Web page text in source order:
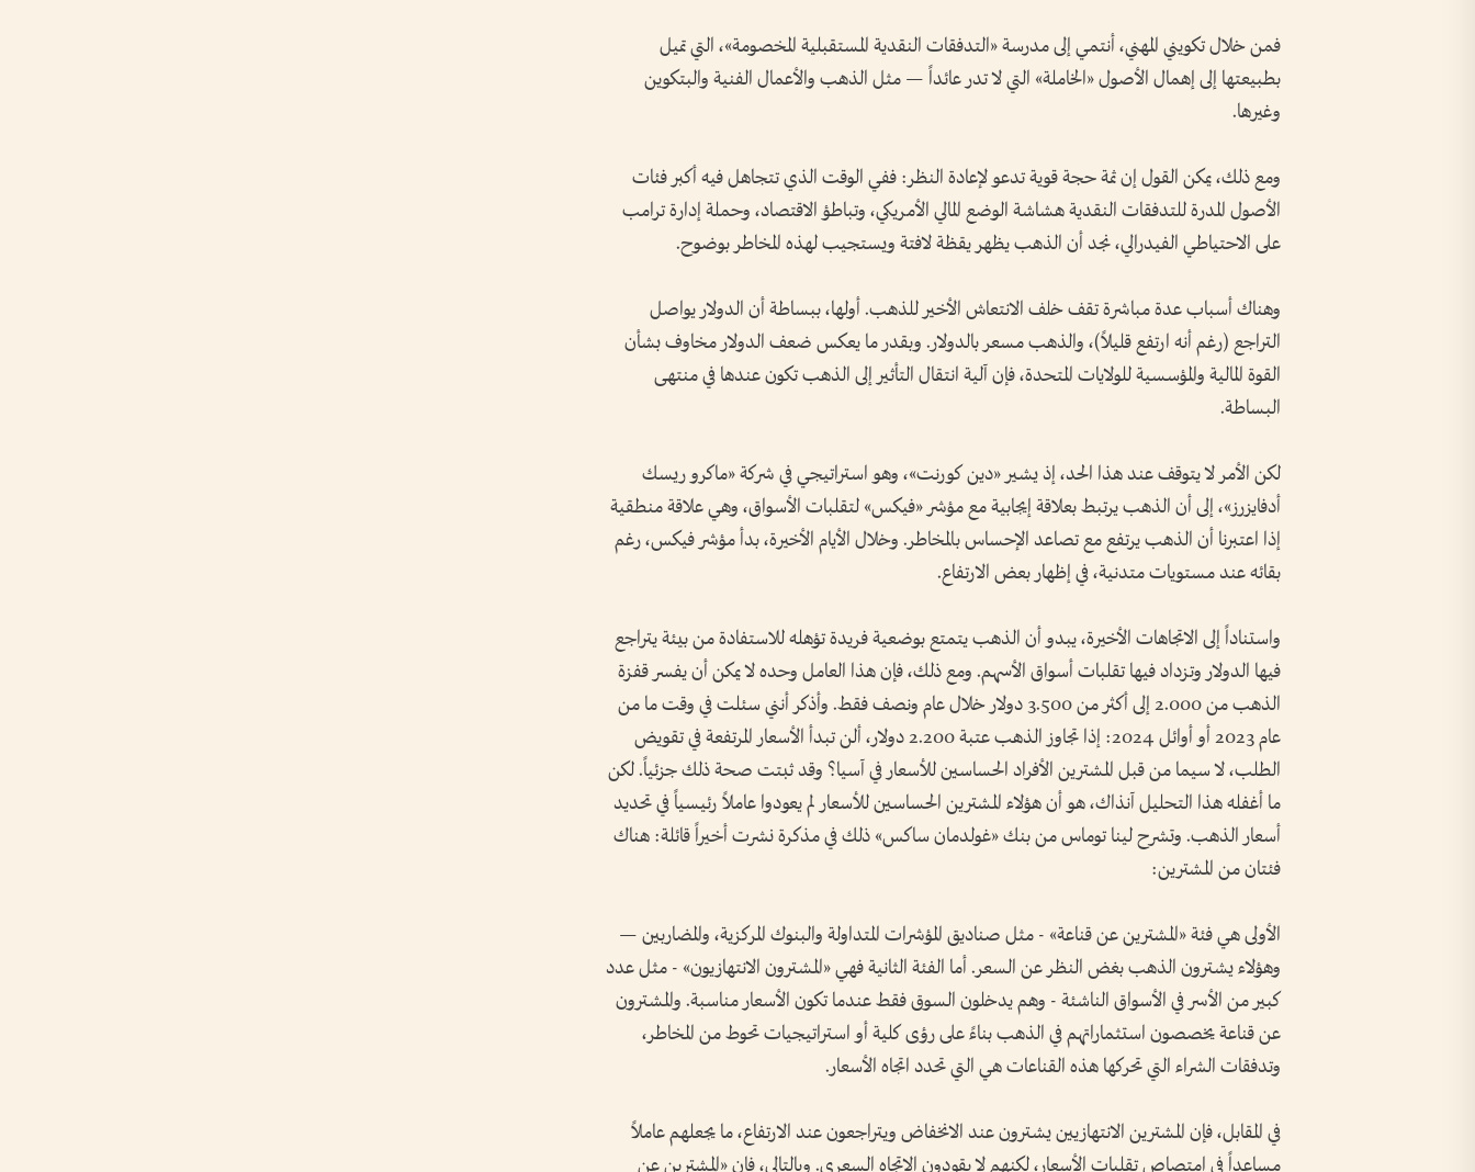
فمن خلال تكويني المهني، أنتمي إلى مدرسة «التدفقات النقدية المستقبلية المخصومة»، التي تميل
بطبيعتها إلى إهمال الأصول «الخاملة» التي لا تدر عائداً — مثل الذهب والأعمال الفنية والبتكوين
وغيرها.
ومع ذلك، يمكن القول إن ثمة حجة قوية تدعو لإعادة النظر: ففي الوقت الذي تتجاهل فيه أكبر فئات
الأصول المدرة للتدفقات النقدية هشاشة الوضع المالي الأمريكي، وتباطؤ الاقتصاد، وحملة إدارة ترامب
على الاحتياطي الفيدرالي، نجد أن الذهب يظهر يقظة لافتة ويستجيب لهذه المخاطر بوضوح.
وهناك أسباب عدة مباشرة تقف خلف الانتعاش الأخير للذهب. أولها، ببساطة أن الدولار يواصل
التراجع (رغم أنه ارتفع قليلاً)، والذهب مسعر بالدولار. وبقدر ما يعكس ضعف الدولار مخاوف بشأن
القوة المالية والمؤسسية للولايات المتحدة، فإن آلية انتقال التأثير إلى الذهب تكون عندها في منتهى
البساطة.
لكن الأمر لا يتوقف عند هذا الحد، إذ يشير «دين كورنت»، وهو استراتيجي في شركة «ماكرو ريسك
أدفايزرز»، إلى أن الذهب يرتبط بعلاقة إيجابية مع مؤشر «فيكس» لتقلبات الأسواق، وهي علاقة منطقية
إذا اعتبرنا أن الذهب يرتفع مع تصاعد الإحساس بالمخاطر. وخلال الأيام الأخيرة، بدأ مؤشر فيكس، رغم
بقائه عند مستويات متدنية، في إظهار بعض الارتفاع.
واستناداً إلى الاتجاهات الأخيرة، يبدو أن الذهب يتمتع بوضعية فريدة تؤهله للاستفادة من بيئة يتراجع
فيها الدولار وتزداد فيها تقلبات أسواق الأسهم. ومع ذلك، فإن هذا العامل وحده لا يمكن أن يفسر قفزة
الذهب من 2.000 إلى أكثر من 3.500 دولار خلال عام ونصف فقط. وأذكر أنني سئلت في وقت ما من
عام 2023 أو أوائل 2024: إذا تجاوز الذهب عتبة 2.200 دولار، ألن تبدأ الأسعار المرتفعة في تقويض
الطلب، لا سيما من قبل المشترين الأفراد الحساسين للأسعار في آسيا؟ وقد ثبتت صحة ذلك جزئياً. لكن
ما أغفله هذا التحليل آنذاك، هو أن هؤلاء المشترين الحساسين للأسعار لم يعودوا عاملاً رئيسياً في تحديد
أسعار الذهب. وتشرح لينا توماس من بنك «غولدمان ساكس» ذلك في مذكرة نشرت أخيراً قائلة: هناك
فئتان من المشترين:
الأولى هي فئة «المشترين عن قناعة» - مثل صناديق المؤشرات المتداولة والبنوك المركزية، والمضاربين —
وهؤلاء يشترون الذهب بغض النظر عن السعر. أما الفئة الثانية فهي «المشترون الانتهازيون» - مثل عدد
كبير من الأسر في الأسواق الناشئة - وهم يدخلون السوق فقط عندما تكون الأسعار مناسبة. والمشترون
عن قناعة يخصصون استثماراتهم في الذهب بناءً على رؤى كلية أو استراتيجيات تحوط من المخاطر،
وتدفقات الشراء التي تحركها هذه القناعات هي التي تحدد اتجاه الأسعار.
في المقابل، فإن المشترين الانتهازيين يشترون عند الانخفاض ويتراجعون عند الارتفاع، ما يجعلهم عاملاً